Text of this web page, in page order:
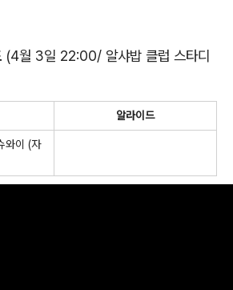
(4월 3일 22:00/ 알샤밥 클럽 스타디
알라이드
와이 (자